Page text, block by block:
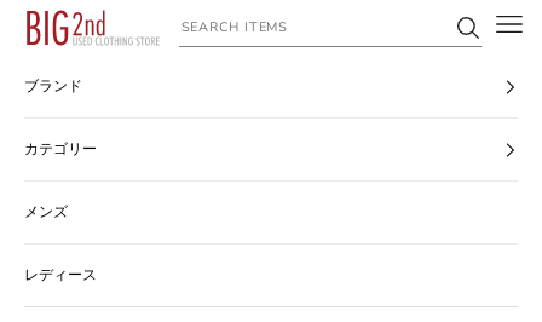
コンテンツへスキップ
ヴィンテージ古着のオンライン通販なら【公式】古着屋BIG2nd
ブランド
カテゴリー
メンズ
レディース